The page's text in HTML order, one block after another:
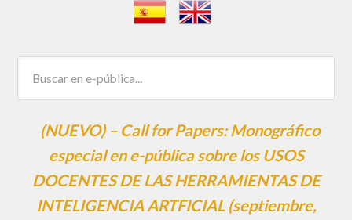
(NUEVO) – Call for Papers: Monográfico
especial en e-pública sobre los USOS
DOCENTES DE LAS HERRAMIENTAS DE
INTELIGENCIA ARTFICIAL (septiembre,